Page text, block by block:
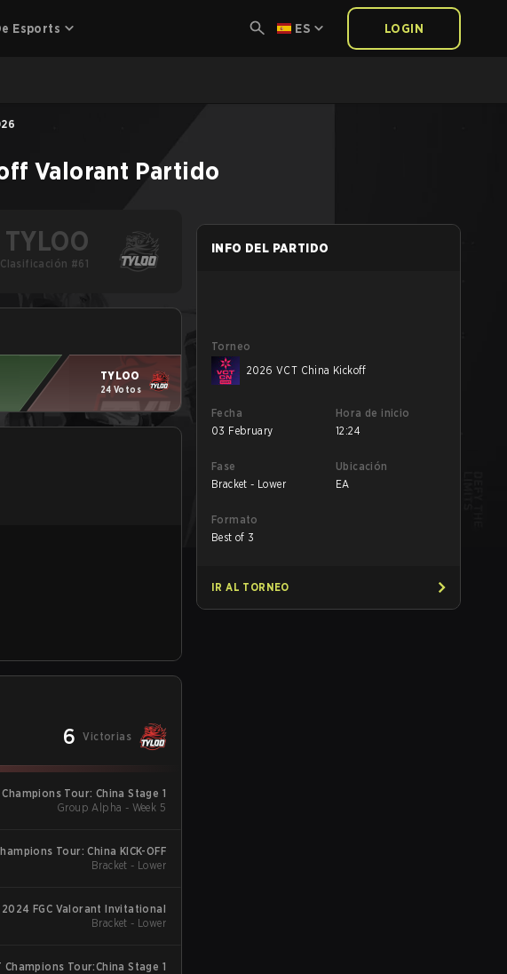
Esports ES LOGIN
Valorant Partido
TYLOO
Clasificación #61
TYLOO
24 Votos
6 Victorias
Tour: China Stage 1
Group Alpha - Week 5
Tour: China KICK-OFF
Bracket - Lower
2024 FGC Valorant Invitational
Bracket - Lower
Champions Tour:China Stage 1
INFO DEL PARTIDO
Torneo
2026 VCT China Kickoff
Fecha
03 February
Hora de inicio
12:24
Fase
Bracket - Lower
Ubicación
EA
Formato
Best of 3
IR AL TORNEO